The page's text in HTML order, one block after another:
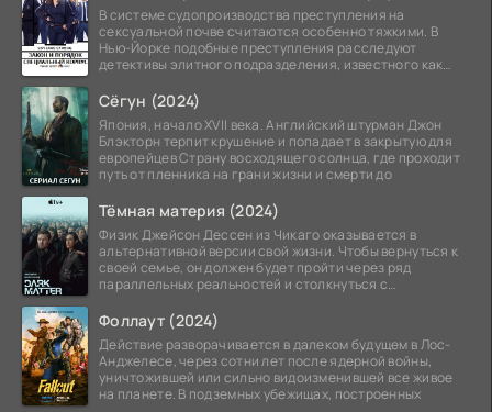
В системе судопроизводства преступления на
сексуальной почве считаются особенно тяжкими. В
Нью-Йорке подобные преступления расследуют
детективы элитного подразделения, известного как
Сёгун (2024)
Япония, начало XVII века. Английский штурман Джон
Блэкторн терпит крушение и попадает в закрытую для
европейцев Страну восходящего солнца, где проходит
путь от пленника на грани жизни и смерти до
Тёмная материя (2024)
Физик Джейсон Дессен из Чикаго оказывается в
альтернативной версии свой жизни. Чтобы вернуться к
своей семье, он должен будет пройти через ряд
параллельных реальностей и столкнуться с
Фоллаут (2024)
Действие разворачивается в далеком будущем в Лос-
Анджелесе, через сотни лет после ядерной войны,
уничтожившей или сильно видоизменившей все живое
на планете. В подземных убежищах, построенных